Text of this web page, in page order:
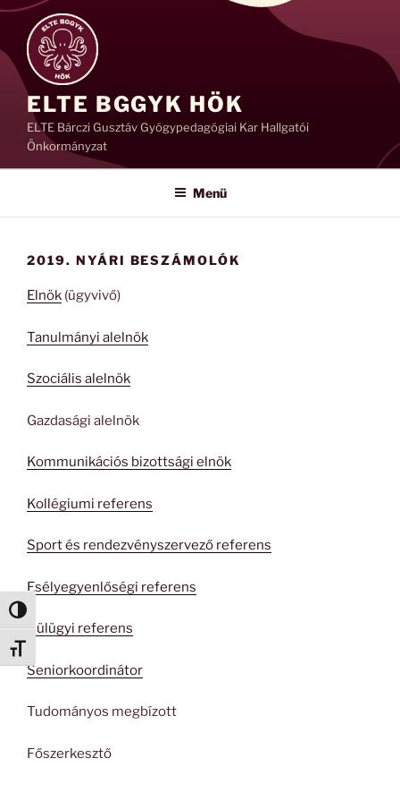
Nagy kontraszt váltása
Betűméret váltása
Tartalomhoz
ELTE BGGYK HÖK
ELTE Bárczi Gusztáv Gyógypedagógiai Kar Hallgatói
Önkormányzat
Menü
2019. NYÁRI BESZÁMOLÓK
Elnök (ügyvivő)
Tanulmányi alelnök
Szociális alelnök
Gazdasági alelnök
Kommunikációs bizottsági elnök
Kollégiumi referens
Sport és rendezvényszervező referens
Esélyegyenlőségi referens
Külügyi referens
Seniorkoordinátor
Tudományos megbízott
Főszerkesztő